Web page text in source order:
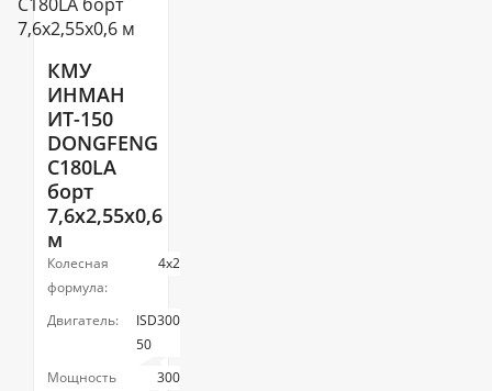
КМУ
ИНМАН
ИТ-150
DONGFENG
C180LA
борт
7,6х2,55х0,6
м
Колесная
формула:
4х2
Двигатель:
ISD300
50
Мощность
300